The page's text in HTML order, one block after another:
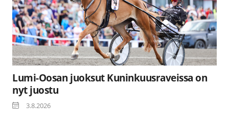
Lumi-Oosan juoksut Kuninkuusraveissa on
nyt juostu
3.8.2026